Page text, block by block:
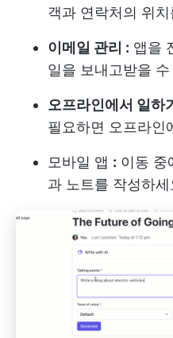
객과 연락처의 위
이메일 관리 : 앱을
일을 보내고받을
오프라인에서 일하
필요하면 오프라인
모바일 앱 : 이동 중
과 노트를 작성하세